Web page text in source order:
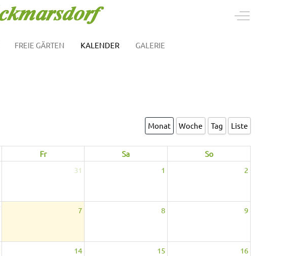
Off-Canvas
FREIE GÄRTEN KALENDER GALERIE
Monat Woche Tag Liste
Fr Sa
So
31 1 2
7 8 9
14 15 16